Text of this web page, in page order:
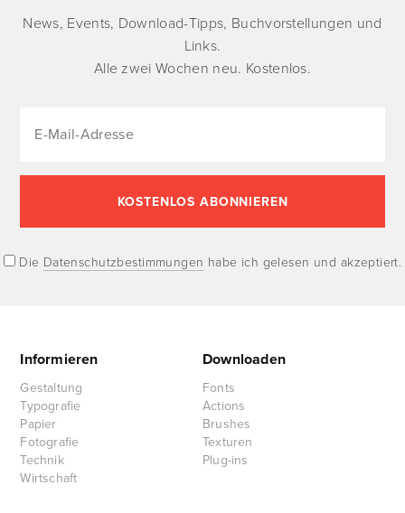
News, Events, Download-Tipps, Buchvorstellungen und
Links.
Alle zwei Wochen neu. Kostenlos.
Die Datenschutzbestimmungen habe ich gelesen und akzeptiert.
Informieren
Gestaltung
Typografie
Papier
Fotografie
Technik
Wirtschaft
Downloaden
Fonts
Actions
Brushes
Texturen
Plug-ins